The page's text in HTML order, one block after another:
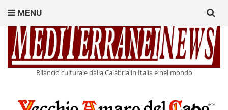
Rilancio culturale dalla Calabria in Italia e nel mondo
MENU
for: